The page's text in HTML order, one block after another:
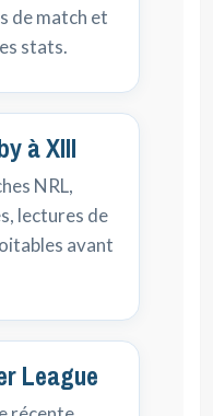
de match et
stats.
à XIII
NRL,
lectures de
avant
League